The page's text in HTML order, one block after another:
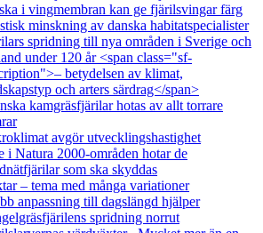
i vingmembran kan ge fjärilsvingar färg
minskning av danska habitatspecialister
spridning till nya områden i Sverige och
under 120 år <span class="sf-
betydelsen av klimat,
och arters särdrag</span>
kamgräsfjärilar hotas av allt torrare
avgör utvecklingshastighet
i Natura 2000-områden hotar de
som ska skyddas
– tema med många variationer
anpassning till dagslängd hjälper
spridning norrut